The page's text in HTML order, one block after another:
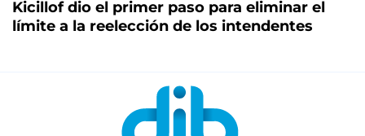
Kicillof dio el primer paso para eliminar el
límite a la reelección de los intendentes